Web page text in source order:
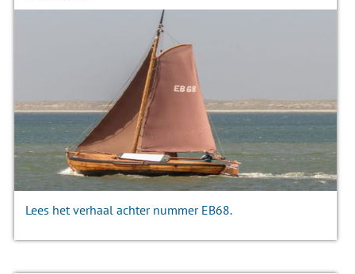
Lees het verhaal achter nummer EB68.